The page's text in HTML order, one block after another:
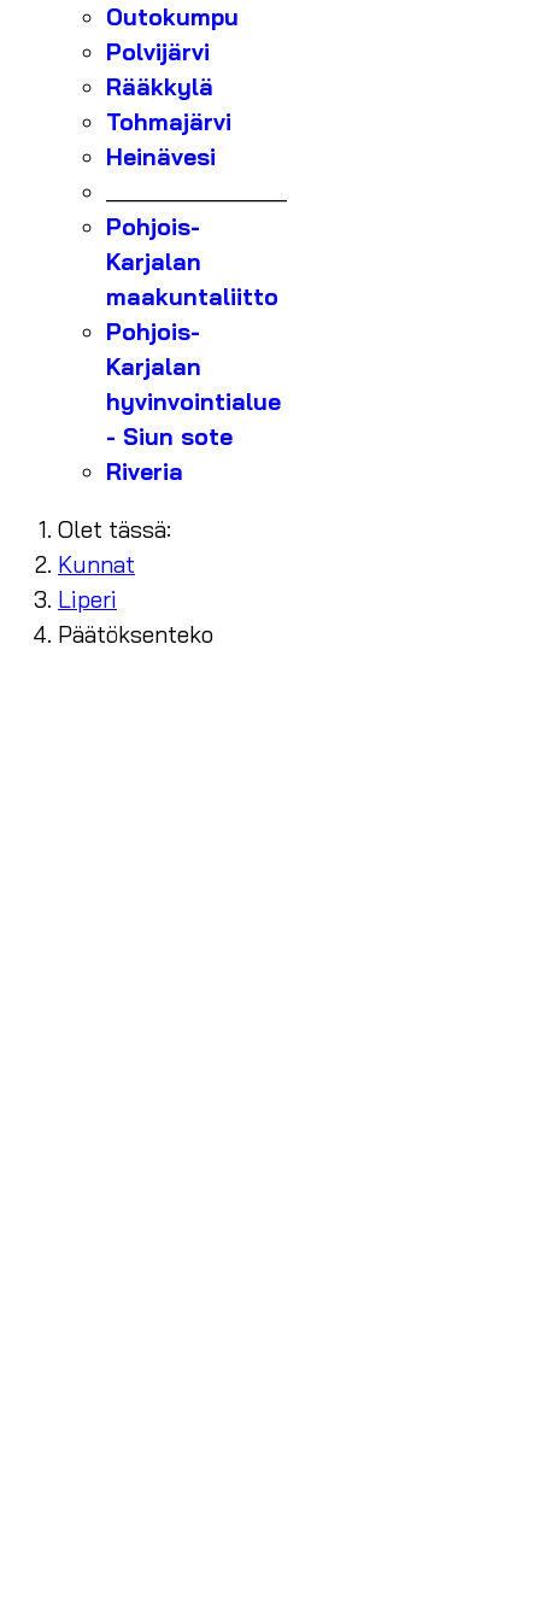
Outokumpu
Polvijärvi
Rääkkylä
Tohmajärvi
Heinävesi
Pohjois-
Karjalan
maakuntaliitto
Pohjois-
Karjalan
hyvinvointialue
- Siun sote
Riveria
Olet tässä:
Kunnat
Liperi
Päätöksenteko